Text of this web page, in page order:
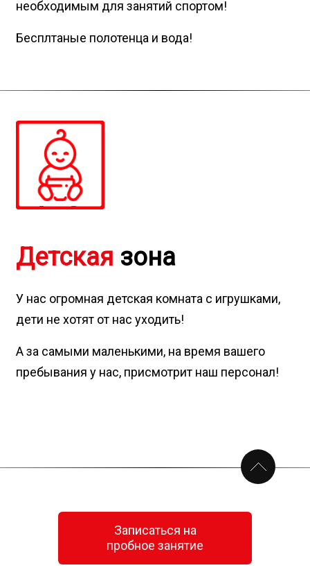
Лучший
городе!
Индивидуальные душевые для гостей со всем
Бесплтаные полотенца и вода!
Детскаязона
У нас огромная детская комната с игрушками,
дети не хотят от нас уходить!